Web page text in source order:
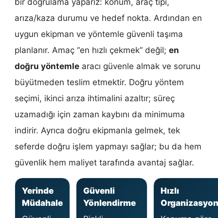
arıza/kaza durumu ve hedef nokta. Ardından en
uygun ekipman ve yöntemle güvenli taşıma
planlanır. Amaç “en hızlı çekmek” değil; en
doğru yöntemle aracı güvenle almak ve sorunu
büyütmeden teslim etmektir. Doğru yöntem
seçimi, ikinci arıza ihtimalini azaltır; süreç
uzamadığı için zaman kaybını da minimuma
indirir. Ayrıca doğru ekipmanla gelmek, tek
seferde doğru işlem yapmayı sağlar; bu da hem
güvenlik hem maliyet tarafında avantaj sağlar.
Yerinde
Müdahale
Güvenli
Yönlendirme
Hızlı
Organizasyon